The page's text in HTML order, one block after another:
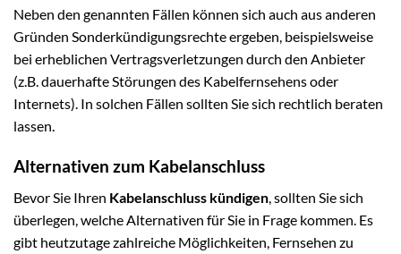
Neben den genannten Fällen können sich auch aus anderen
Gründen Sonderkündigungsrechte ergeben, beispielsweise
bei erheblichen Vertragsverletzungen durch den Anbieter
(z.B. dauerhafte Störungen des Kabelfernsehens oder
Internets). In solchen Fällen sollten Sie sich rechtlich beraten
lassen.
Alternativen zum Kabelanschluss
Bevor Sie Ihren Kabelanschluss kündigen , sollten Sie sich
überlegen, welche Alternativen für Sie in Frage kommen. Es
gibt heutzutage zahlreiche Möglichkeiten, Fernsehen zu